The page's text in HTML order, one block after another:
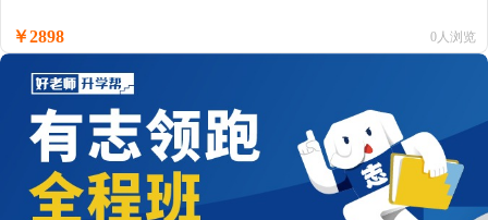
￥2898 0人浏览